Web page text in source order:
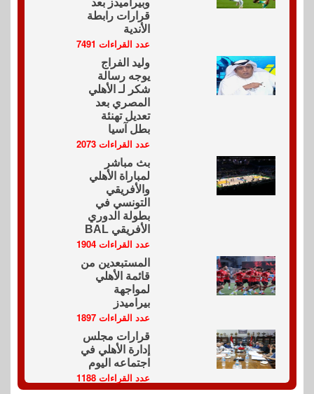
قرارات رابطة
الأندية
عدد القراءات 7491
وليد الفراج
يوجه رسالة
شكر لـ الأهلي
المصري بعد
تعديل تهنئة
بطل آسيا
عدد القراءات 2073
بث مباشر
لمباراة الأهلي
والأفريقي
التونسي في
بطولة الدوري
الأفريقي BAL
عدد القراءات 1904
المستبعدين من
قائمة الأهلي
لمواجهة
بيراميدز
عدد القراءات 1897
قرارات مجلس
إدارة الأهلي في
اجتماعه اليوم
عدد القراءات 1188